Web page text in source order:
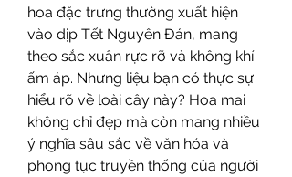
hoa đặc trưng thường xuất hiện
vào dịp Tết Nguyên Đán, mang
theo sắc xuân rực rỡ và không khí
ấm áp. Nhưng liệu bạn có thực sự
hiểu rõ về loài cây này? Hoa mai
không chỉ đẹp mà còn mang nhiều
ý nghĩa sâu sắc về văn hóa và
phong tục truyền thống của người